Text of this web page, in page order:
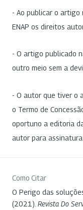
- Ao publicar o artigo
ENAP os direitos
- O artigo publicado
outro meio sem a
- O autor que tiver o
o Termo de
oportuno a editoria
autor para assinatura
Como Citar
O Perigo das
(2021). Revista Do